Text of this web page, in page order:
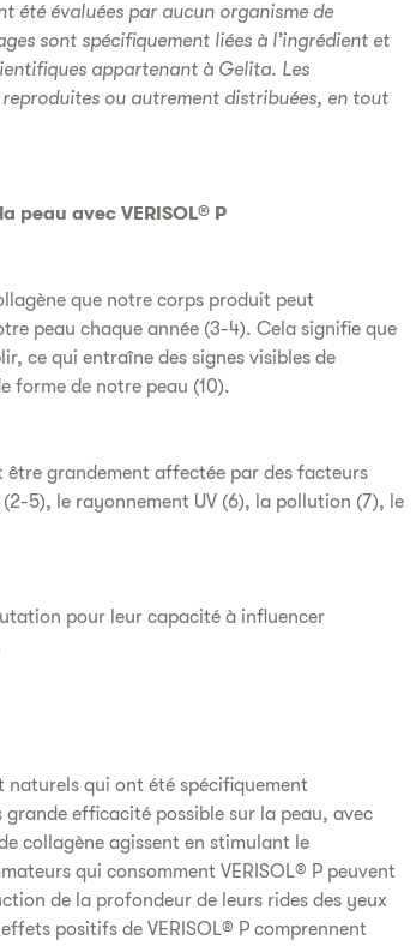
été évaluées par aucun organisme de
sont spécifiquement liées à l’ingrédient et
appartenant à Gelita. Les
ou autrement distribuées, en tout
peau avec VERISOL® P
que notre corps produit peut
peau chaque année (3-4). Cela signifie que
ce qui entraîne des signes visibles de
forme de notre peau (10).
grandement affectée par des facteurs
5), le rayonnement UV (6), la pollution (7), le
pour leur capacité à influencer
naturels qui ont été spécifiquement
efficacité possible sur la peau, avec
collagène agissent en stimulant le
qui consomment VERISOL® P peuvent
de la profondeur de leurs rides des yeux
positifs de VERISOL® P comprennent